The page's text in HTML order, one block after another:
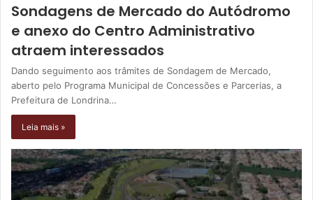
Sondagens de Mercado do Autódromo
e anexo do Centro Administrativo
atraem interessados
Dando seguimento aos trâmites de Sondagem de Mercado,
aberto pelo Programa Municipal de Concessões e Parcerias, a
Prefeitura de Londrina…
Leia mais »